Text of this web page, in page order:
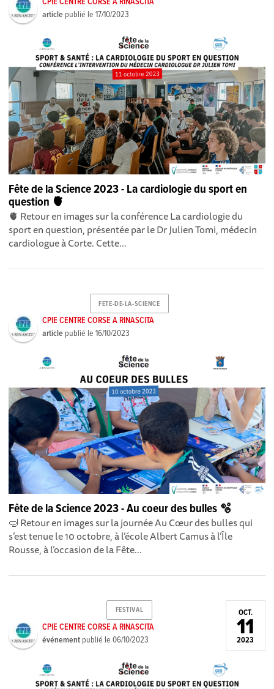
article publié le17/10/2023
Fête de la Science 2023 - La cardiologie du sport en
question 🫀
🫀 Retour en images sur la conférence La cardiologie du
sport en question, présentée par le Dr Julien Tomi, médecin
cardiologue à Corte. Cette...
FETE-DE-LA-SCIENCE
CPIE CENTRE CORSE A RINASCITA
article publié le16/10/2023
Fête de la Science 2023 - Au coeur des bulles 🫧
🤿 Retour en images sur la journée Au Cœur des bulles qui
s’est tenue le 10 octobre, à l’école Albert Camus à l’Île
Rousse, à l’occasion de la Fête...
FESTIVAL
CPIE CENTRE CORSE A RINASCITA
événement publié le06/10/2023
OCT.
11
2023